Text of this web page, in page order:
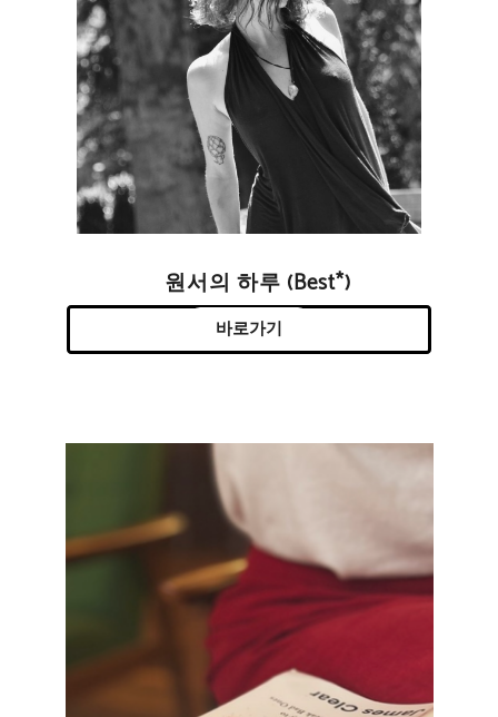
원서의 하루 (Best*)
바로가기